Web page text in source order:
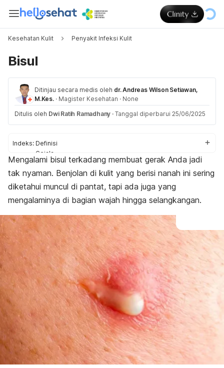
Kesehatan Kulit Penyakit Infeksi Kulit
Bisul
Ditinjau secara medis oleh dr. Andreas Wilson Setiawan,
M.Kes. · Magister Kesehatan · None
Ditulis oleh Dwi Ratih Ramadhany · Tanggal diperbarui 25/06/2025
Indeks: Definisi
Gejala
Penyebab
Faktor risiko
Komplikasi
Pengobatan
Pencegahan
Mengalami bisul terkadang membuat gerak Anda jadi
tak nyaman. Benjolan di kulit yang berisi nanah ini sering
diketahui muncul di pantat, tapi ada juga yang
mengalaminya di bagian wajah hingga selangkangan.